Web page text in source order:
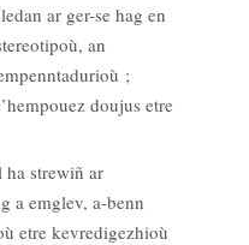
ar ger-se hag en
an
;
doujus etre
strewiñ ar
a emglev, a-benn
etre kevredigezhioù